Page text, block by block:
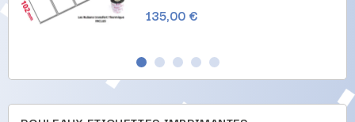
135,00 €